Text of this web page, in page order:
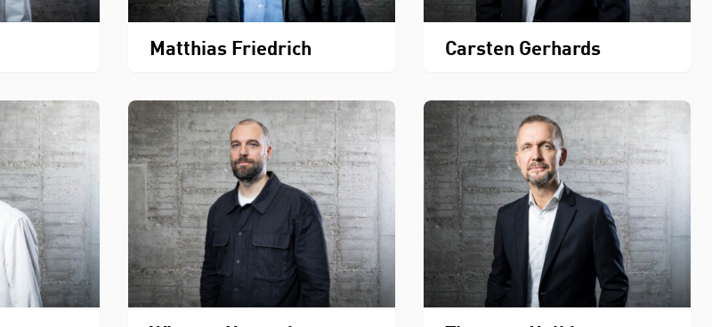
Matthias Friedrich Carsten Gerhards